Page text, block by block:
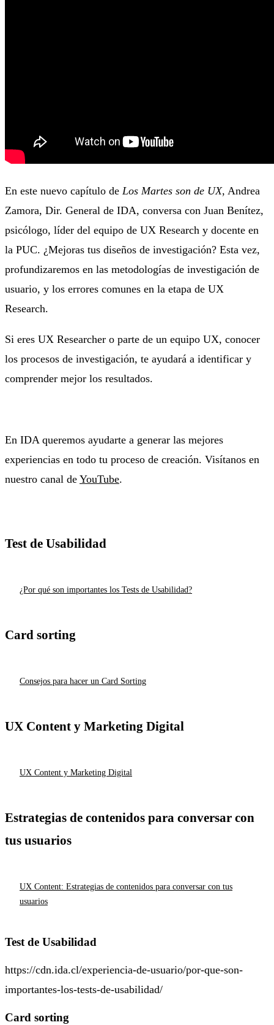
En este nuevo capítulo de Los Martes son de UX, Andrea
Zamora, Dir. General de IDA, conversa con Juan Benítez,
psicólogo, líder del equipo de UX Research y docente en
la PUC. ¿Mejoras tus diseños de investigación? Esta vez,
profundizaremos en las metodologías de investigación de
usuario, y los errores comunes en la etapa de UX
Research.
Si eres UX Researcher o parte de un equipo UX, conocer
los procesos de investigación, te ayudará a identificar y
comprender mejor los resultados.
En IDA queremos ayudarte a generar las mejores
experiencias en todo tu proceso de creación. Visítanos en
nuestro canal de YouTube.
Test de Usabilidad
¿Por qué son importantes los Tests de Usabilidad?
Card sorting
Consejos para hacer un Card Sorting
UX Content y Marketing Digital
UX Content y Marketing Digital
Estrategias de contenidos para conversar con
tus usuarios
UX Content: Estrategias de contenidos para conversar con tus
usuarios
Test de Usabilidad
https://cdn.ida.cl/experiencia-de-usuario/por-que-son-
importantes-los-tests-de-usabilidad/
Card sorting